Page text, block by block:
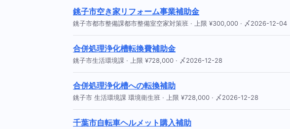
銚子市空き家リフォーム事業補助金
銚子市都市整備課都市整備室空家対策班 · 上限 ¥300,000 · 〆2026-12-04
合併処理浄化槽転換費補助金
銚子市生活環境課 · 上限 ¥728,000 · 〆2026-12-28
合併処理浄化槽への転換補助
銚子市 生活環境課 環境衛生班 · 上限 ¥728,000 · 〆2026-12-28
千葉市自転車ヘルメット購入補助